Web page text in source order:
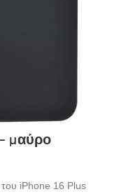
μαύρο
iPhone 16 Plus